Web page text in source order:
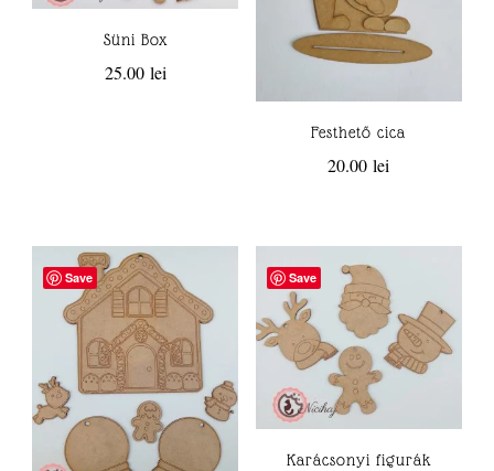
Süni Box
25.00 lei
Festhető cica
20.00lei
Save Save
Karácsonyi figurák